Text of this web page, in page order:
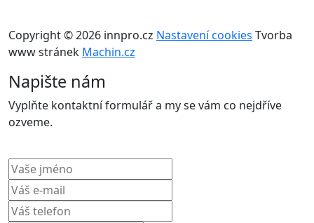
Copyright © 2026 innpro.cz Nastavení cookies Tvorba
www stránek Machin.cz
Napište nám
Vyplňte kontaktní formulář a my se vám co nejdříve
ozveme.